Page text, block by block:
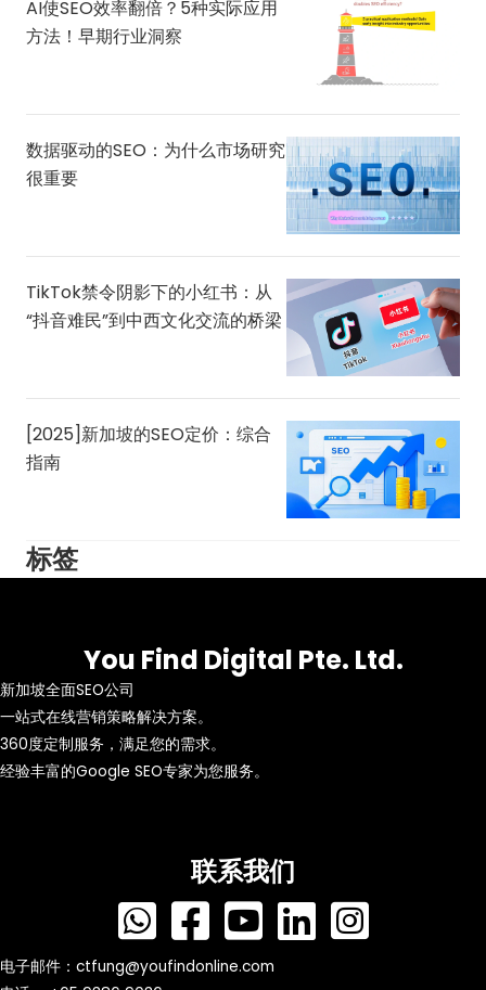
AI使SEO效率翻倍？5种实际应用
方法！早期行业洞察
数据驱动的SEO：为什么市场研究
很重要
TikTok禁令阴影下的小红书：从
“抖音难民”到中西文化交流的桥梁
[2025]新加坡的SEO定价：综合
指南
标签
You Find Digital Pte. Ltd.
新加坡全面SEO公司
一站式在线营销策略解决方案。
360度定制服务，满足您的需求。
经验丰富的Google SEO专家为您服务。
联系我们
电子邮件： ctfung@youfindonline.com